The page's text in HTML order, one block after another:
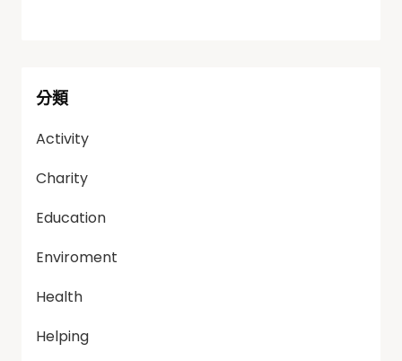
分類
Activity
Charity
Education
Enviroment
Health
Helping